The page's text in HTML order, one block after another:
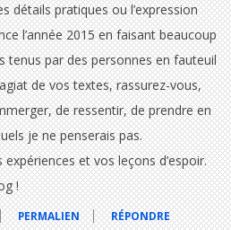
détails pratiques ou l’expression
l’année 2015 en faisant beaucoup
tenus par des personnes en fauteuil
de vos textes, rassurez-vous,
de ressentir, de prendre en
je ne penserais pas.
et vos leçons d’espoir.
!
PERMALIEN RÉPONDRE